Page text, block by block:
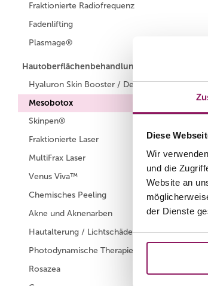
Diese
Wir
und die
Website an
der Dienste
Fraktionierte Radiofrequenz
Fadenlifting
Plasmage®
Hautoberflächenbehandlung / Hautästhetik
Hyaluron Skin Booster / Deep Meso
Mesobotox
Skinpen®
Fraktionierte Laser
MultiFrax Laser
Venus Viva™
Chemisches Peeling
Akne und Aknenarben
Hautalterung / Lichtschäden
Photodynamische Therapie
Rosazea